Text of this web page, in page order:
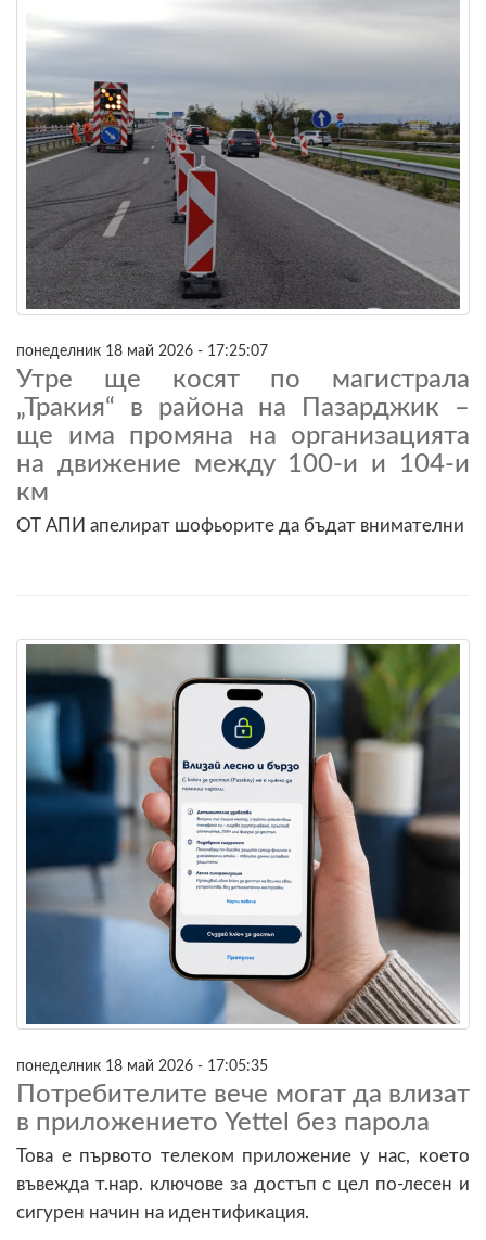
понеделник 18 май 2026 - 17:25:07
Утре ще косят по магистрала
„Тракия“ в района на Пазарджик –
ще има промяна на организацията
на движение между 100-и и 104-и
км
ОТ АПИ апелират шофьорите да бъдат внимателни
понеделник 18 май 2026 - 17:05:35
Потребителите вече могат да влизат
в приложението Yettel без парола
Това е първото телеком приложение у нас, което
въвежда т.нар. ключове за достъп с цел по-лесен и
сигурен начин на идентификация.